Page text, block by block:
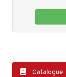
Catalogue